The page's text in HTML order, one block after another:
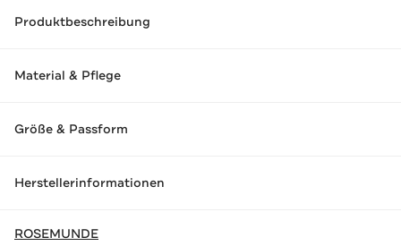
Produktbeschreibung
Material & Pflege
Größe & Passform
Herstellerinformationen
ROSEMUNDE